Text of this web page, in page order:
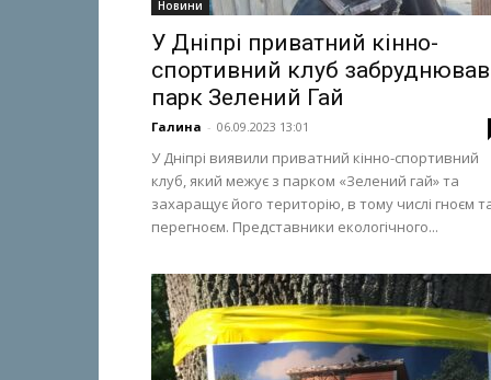
Новини
У Дніпрі приватний кінно-
спортивний клуб забруднював
парк Зелений Гай
Галина - 06.09.2023 13:01
У Дніпрі виявили приватний кінно-спортивний
клуб, який межує з парком «Зелений гай» та
захаращує його територію, в тому числі гноєм
перегноєм. Представники екологічного...